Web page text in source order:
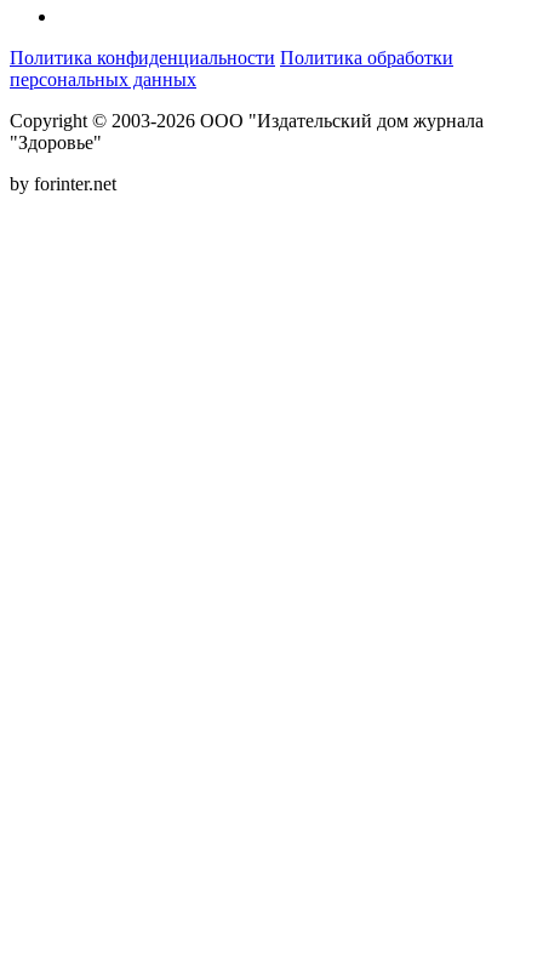
Политика конфиденциальности Политика обработки
персональных данных
Copyright © 2003-2026 ООО "Издательский дом журнала
"Здоровье"
by forinter.net